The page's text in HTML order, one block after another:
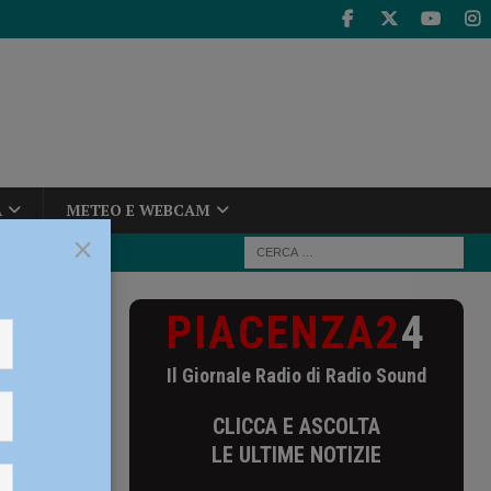
METEO E WEBCAM
al caldo
– AUDIO
PIACENZA24
Il Giornale Radio di Radio Sound
CLICCA E ASCOLTA
LE ULTIME NOTIZIE
×